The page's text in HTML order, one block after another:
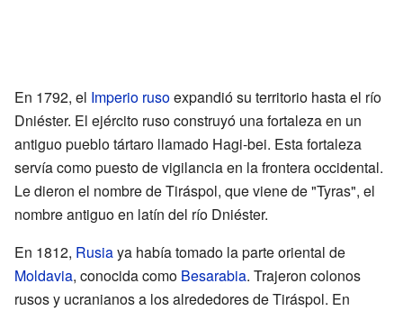
En 1792, el Imperio rusoexpandió su territorio hasta el río
Dniéster. El ejército ruso construyó una fortaleza en un
antiguo pueblo tártaro llamado Hagi-bei. Esta fortaleza
servía como puesto de vigilancia en la frontera occidental.
Le dieron el nombre de Tiráspol, que viene de "Tyras", el
nombre antiguo en latín del río Dniéster.
En 1812, Rusiaya había tomado la parte oriental de
Moldavia, conocida como Besarabia. Trajeron colonos
rusos y ucranianos a los alrededores de Tiráspol. En